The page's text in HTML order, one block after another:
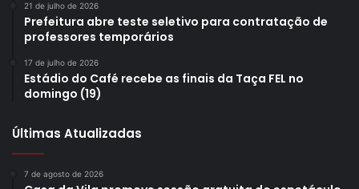
21 de julho de 2026
Prefeitura abre teste seletivo para contratação de
professores temporários
17 de julho de 2026
Estádio do Café recebe as finais da Taça FEL no
domingo (19)
Últimas Atualizadas
7 de agosto de 2026